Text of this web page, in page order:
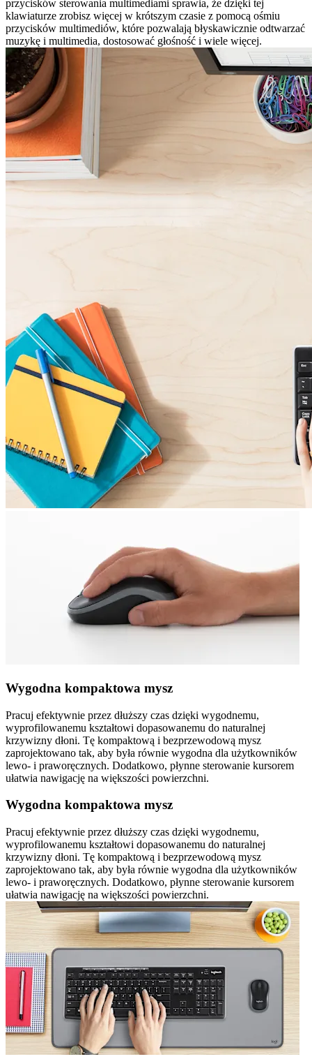
przycisków sterowania multimediami sprawia, że dzięki tej
klawiaturze zrobisz więcej w krótszym czasie z pomocą ośmiu
przycisków multimediów, które pozwalają błyskawicznie odtwarzać
muzykę i multimedia, dostosować głośność i wiele więcej.
Wygodna kompaktowa mysz
Pracuj efektywnie przez dłuższy czas dzięki wygodnemu,
wyprofilowanemu kształtowi dopasowanemu do naturalnej
krzywizny dłoni. Tę kompaktową i bezprzewodową mysz
zaprojektowano tak, aby była równie wygodna dla użytkowników
lewo- i praworęcznych. Dodatkowo, płynne sterowanie kursorem
ułatwia nawigację na większości powierzchni.
Wygodna kompaktowa mysz
Pracuj efektywnie przez dłuższy czas dzięki wygodnemu,
wyprofilowanemu kształtowi dopasowanemu do naturalnej
krzywizny dłoni. Tę kompaktową i bezprzewodową mysz
zaprojektowano tak, aby była równie wygodna dla użytkowników
lewo- i praworęcznych. Dodatkowo, płynne sterowanie kursorem
ułatwia nawigację na większości powierzchni.